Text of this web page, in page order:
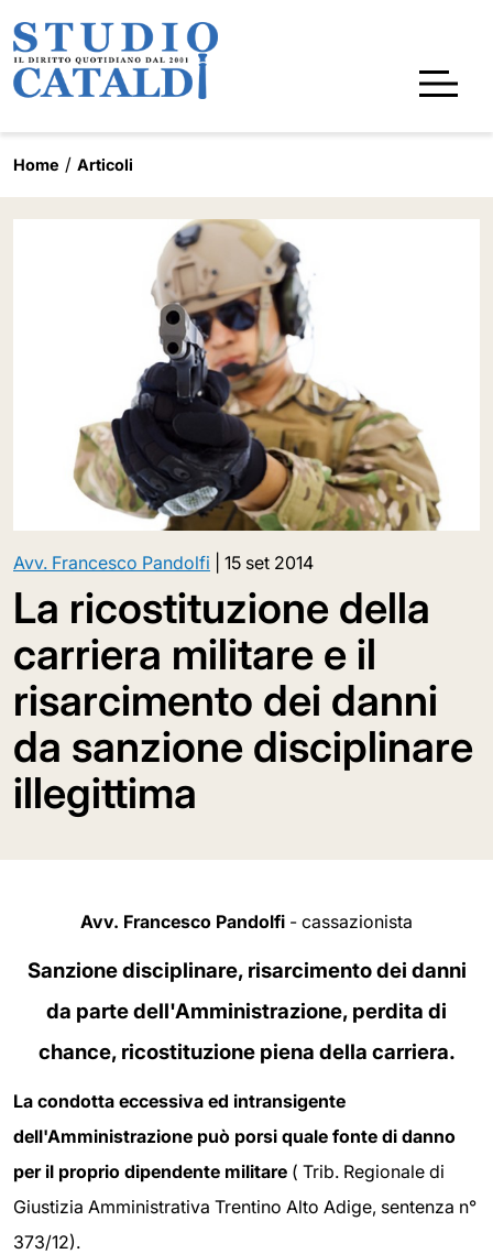
Home Articoli
Avv. Francesco Pandolfi 15 set 2014
La ricostituzione della
carriera militare e il
risarcimento dei danni
da sanzione disciplinare
illegittima
Avv. Francesco Pandolfi - cassazionista
Sanzione disciplinare, risarcimento dei danni
da parte dell'Amministrazione, perdita di
chance, ricostituzione piena della carriera.
La condotta eccessiva ed intransigente
dell'Amministrazione può porsi quale fonte di danno
per il proprio dipendente militare ( Trib. Regionale di
Giustizia Amministrativa Trentino Alto Adige, sentenza n°
373/12).